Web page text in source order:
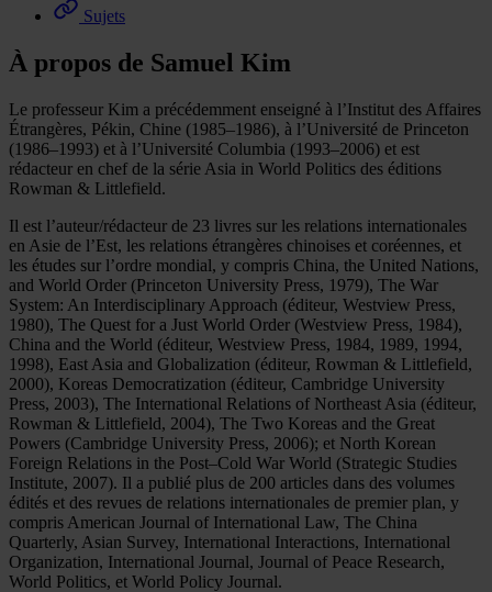
Sujets
À propos de Samuel Kim
Le professeur Kim a précédemment enseigné à l’Institut des Affaires
Étrangères, Pékin, Chine (1985–1986), à l’Université de Princeton
(1986–1993) et à l’Université Columbia (1993–2006) et est
rédacteur en chef de la série Asia in World Politics des éditions
Rowman & Littlefield.
Il est l’auteur/rédacteur de 23 livres sur les relations internationales
en Asie de l’Est, les relations étrangères chinoises et coréennes, et
les études sur l’ordre mondial, y compris China, the United Nations,
and World Order (Princeton University Press, 1979), The War
System: An Interdisciplinary Approach (éditeur, Westview Press,
1980), The Quest for a Just World Order (Westview Press, 1984),
China and the World (éditeur, Westview Press, 1984, 1989, 1994,
1998), East Asia and Globalization (éditeur, Rowman & Littlefield,
2000), Koreas Democratization (éditeur, Cambridge University
Press, 2003), The International Relations of Northeast Asia (éditeur,
Rowman & Littlefield, 2004), The Two Koreas and the Great
Powers (Cambridge University Press, 2006); et North Korean
Foreign Relations in the Post–Cold War World (Strategic Studies
Institute, 2007). Il a publié plus de 200 articles dans des volumes
édités et des revues de relations internationales de premier plan, y
compris American Journal of International Law, The China
Quarterly, Asian Survey, International Interactions, International
Organization, International Journal, Journal of Peace Research,
World Politics, et World Policy Journal.